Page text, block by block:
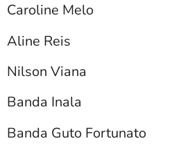
Caroline Melo
Aline Reis
Nilson Viana
Banda Inala
Banda Guto Fortunato